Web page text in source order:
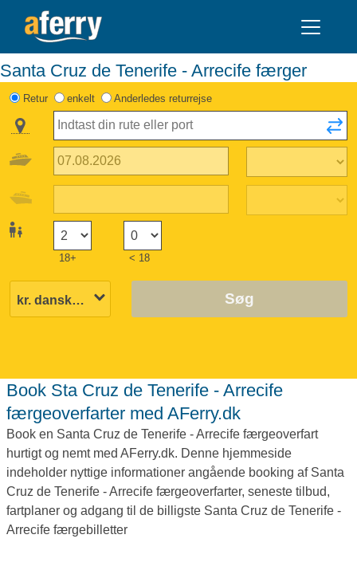
Santa Cruz de Tenerife - Arrecife færger
Retur enkelt Anderledes returrejse
18+ < 18
Søg
Book Sta Cruz de Tenerife - Arrecife
færgeoverfarter med AFerry.dk
Book en Santa Cruz de Tenerife - Arrecife færgeoverfart
hurtigt og nemt med AFerry.dk. Denne hjemmeside
indeholder nyttige informationer angående booking af Santa
Cruz de Tenerife - Arrecife færgeoverfarter, seneste tilbud,
fartplaner og adgang til de billigste Santa Cruz de Tenerife -
Arrecife færgebilletter